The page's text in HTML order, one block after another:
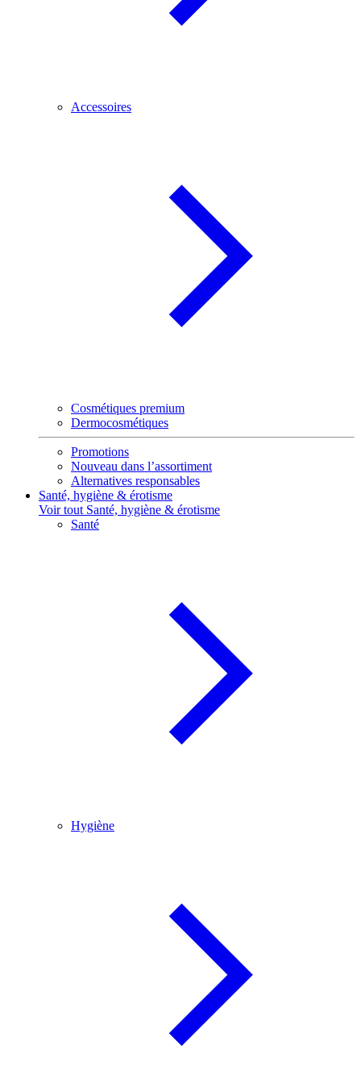
Accessoires
Cosmétiques premium
Dermocosmétiques
Promotions
Nouveau dans l’assortiment
Alternatives responsables
Santé, hygiène & érotisme
Voir tout Santé, hygiène & érotisme
Santé
Hygiène